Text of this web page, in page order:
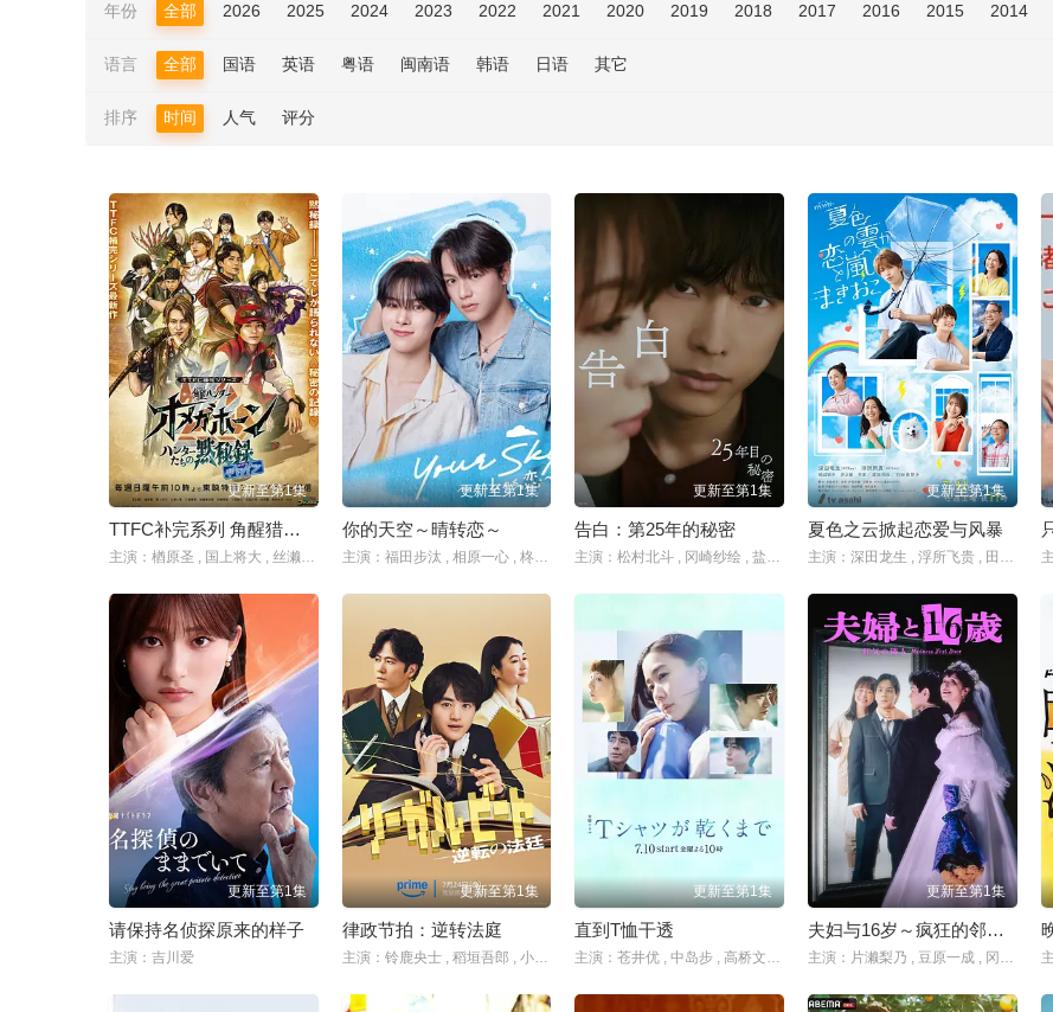
年份 全部 2026 2025 2024 2023 2022 2021 2020 2019 2018 2017 2016 2015 2014
语言 全部 国语 英语 粤语 闽南语 韩语 日语 其它
排序 时间 人气 评分
更新至第1集
TTFC补完系列 角醒猎人 欧米茄号角 猎人们的默秘录
主演：楢原圣 , 国上将大 , 丝濑七叶 , 三浦舞华 , 加藤宪史郎 , 田鹤翔吾 , 小西咏斗 , 光宗薰 , 樱庭大翔 , 长田光平
更新至第1集
你的天空～晴转恋～
主演：福田步汰 , 相原一心 , 柊太朗 , 中林登生 , 中山敬悟 , 朴暋硕 , 谷口太一
更新至第1集
告白：第25年的秘密
主演：松村北斗 , 冈崎纱绘 , 盐野瑛久 , 玉山铁二 , 佐佐木希 , 水野美纪 , 石黑贤
更新至第1集
夏色之云掀起恋爱与风暴
主演：深田龙生 , 浮所飞贵 , 田边桃子 , 羽田美智子 , 井上肇 , 有楽 , 滨田麻里 , 原沙知绘 , 田口浩正 , 元冬树 , 阿久津仁爱 , 丈太郎 , 戸苅ニコル沙羅 , 丸山智己 , 山口麻友 , 猪俣玲音
更新至第1集
请保持名侦探原来的样子
主演：吉川爱
更新至第1集
律政节拍：逆转法庭
主演：铃鹿央士 , 稻垣吾郎 , 小雪 , 前原瑞树 , 夏生大湖 , 伊藤万理华 , 田中哲司
更新至第1集
直到T恤干透
主演：苍井优 , 中岛步 , 高桥文哉 , 夏帆 , 松山研一 , 中川雅也 , 臼田麻美 , 斋藤飞鸟 , 庄司浩平
更新至第1集
夫妇与16岁～疯狂的邻居～
主演：片濑梨乃 , 豆原一成 , 冈田结实 , 林芽亚里 , 平野生成 , 北村优衣 , 西山茧子